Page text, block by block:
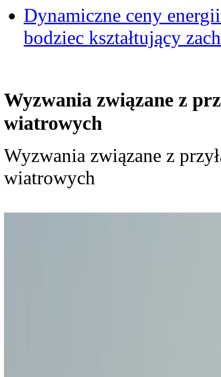
Dynamiczne ceny
bodziec kształtujący
Wyzwania związane z
wiatrowych
Wyzwania związane z
wiatrowych